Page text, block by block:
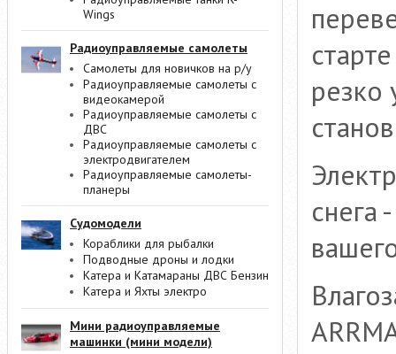
Wings
Радиоуправляемые самолеты
Самолеты для новичков на р/у
Радиоуправляемые самолеты с
видеокамерой
Радиоуправляемые самолеты с
ДВС
Радиоуправляемые самолеты с
электродвигателем
Радиоуправляемые самолеты-
планеры
Судомодели
Кораблики для рыбалки
Подводные дроны и лодки
Катера и Катамараны ДВС Бензин
Катера и Яхты электро
Мини радиоуправляемые
машинки (мини модели)
резко
снега